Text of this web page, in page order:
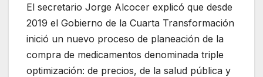
El secretario Jorge Alcocer explicó que desde
2019 el Gobierno de la Cuarta Transformación
inició un nuevo proceso de planeación de la
compra de medicamentos denominada triple
optimización: de precios, de la salud pública y